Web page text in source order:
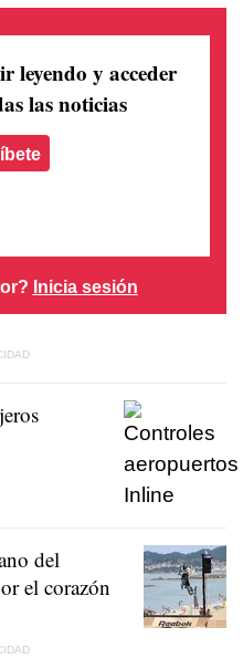
leyendo y acceder
las noticias
Inicia sesión
del
el corazón